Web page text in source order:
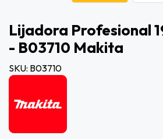
Lijadora Profesional
- B03710 Makita
SKU: B03710